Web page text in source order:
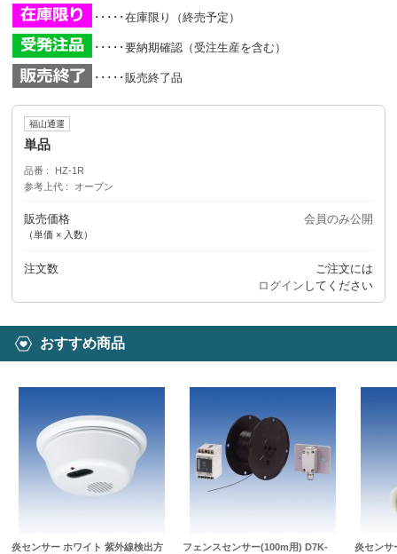
･････在庫限り（終売予定）
･････要納期確認（受注生産を含む）
･････販売終了品
福山通運
単品
品番
HZ-1R
参考上代
オープン
販売価格
（単価 × 入数）
会員のみ公開
注文数
ご注文には
ログイン してください
おすすめ商品
炎センサー ホワイト 紫外線検出方
フェンスセンサー(100m用) D7K-
炎センサ